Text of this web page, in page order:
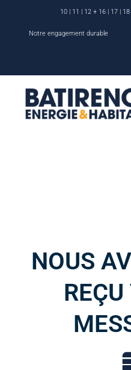
10 | 11 | 12 + 16 | 17 |
Notre engagement durable
NOUS